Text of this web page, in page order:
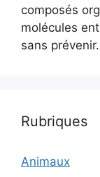
composés
molécules
sans
Rubriques
Animaux